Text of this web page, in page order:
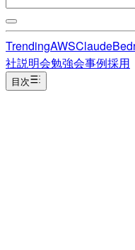
TrendingAWSClaude
社説明会勉強会事例採用
目次